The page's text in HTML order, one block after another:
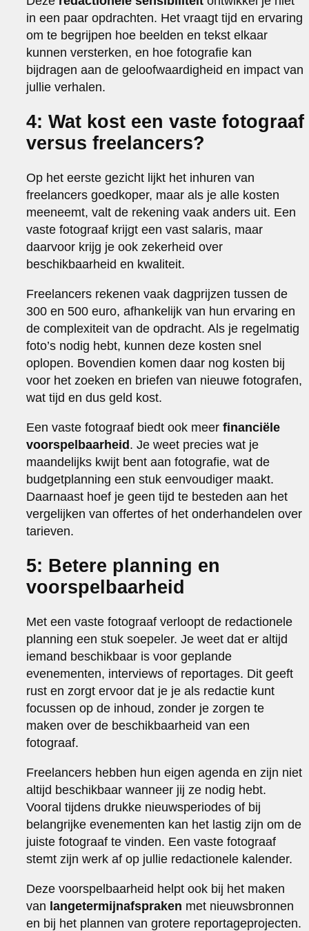
in een paar opdrachten. Het vraagt tijd en ervaring
om te begrijpen hoe beelden en tekst elkaar
kunnen versterken, en hoe fotografie kan
bijdragen aan de geloofwaardigheid en impact van
jullie verhalen.
4: Wat kost een vaste fotograaf
versus freelancers?
Op het eerste gezicht lijkt het inhuren van
freelancers goedkoper, maar als je alle kosten
meeneemt, valt de rekening vaak anders uit. Een
vaste fotograaf krijgt een vast salaris, maar
daarvoor krijg je ook zekerheid over
beschikbaarheid en kwaliteit.
Freelancers rekenen vaak dagprijzen tussen de
300 en 500 euro, afhankelijk van hun ervaring en
de complexiteit van de opdracht. Als je regelmatig
foto’s nodig hebt, kunnen deze kosten snel
oplopen. Bovendien komen daar nog kosten bij
voor het zoeken en briefen van nieuwe fotografen,
wat tijd en dus geld kost.
Een vaste fotograaf biedt ook meerfinanciële
voorspelbaarheid. Je weet precies wat je
maandelijks kwijt bent aan fotografie, wat de
budgetplanning een stuk eenvoudiger maakt.
Daarnaast hoef je geen tijd te besteden aan het
vergelijken van offertes of het onderhandelen over
tarieven.
5: Betere planning en
voorspelbaarheid
Met een vaste fotograaf verloopt de redactionele
planning een stuk soepeler. Je weet dat er altijd
iemand beschikbaar is voor geplande
evenementen, interviews of reportages. Dit geeft
rust en zorgt ervoor dat je je als redactie kunt
focussen op de inhoud, zonder je zorgen te
maken over de beschikbaarheid van een
fotograaf.
Freelancers hebben hun eigen agenda en zijn niet
altijd beschikbaar wanneer jij ze nodig hebt.
Vooral tijdens drukke nieuwsperiodes of bij
belangrijke evenementen kan het lastig zijn om de
juiste fotograaf te vinden. Een vaste fotograaf
stemt zijn werk af op jullie redactionele kalender.
Deze voorspelbaarheid helpt ook bij het maken
van langetermijnafspraken met nieuwsbronnen
en bij het plannen van grotere reportageprojecten.